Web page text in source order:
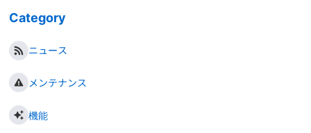
Category
ニュース
メンテナンス
機能